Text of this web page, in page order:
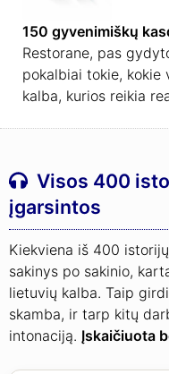
150 gyvenimiškų
Restorane, pas
pokalbiai tokie, kokie
kalba, kurios reikia
Visos 400
įgarsintos
Kiekviena iš 400
sakinys po sakinio,
lietuvių kalba. Taip
skamba, ir tarp kitų
intonaciją. Įskaičiuota